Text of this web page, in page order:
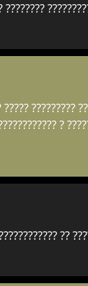
?????????
?
??